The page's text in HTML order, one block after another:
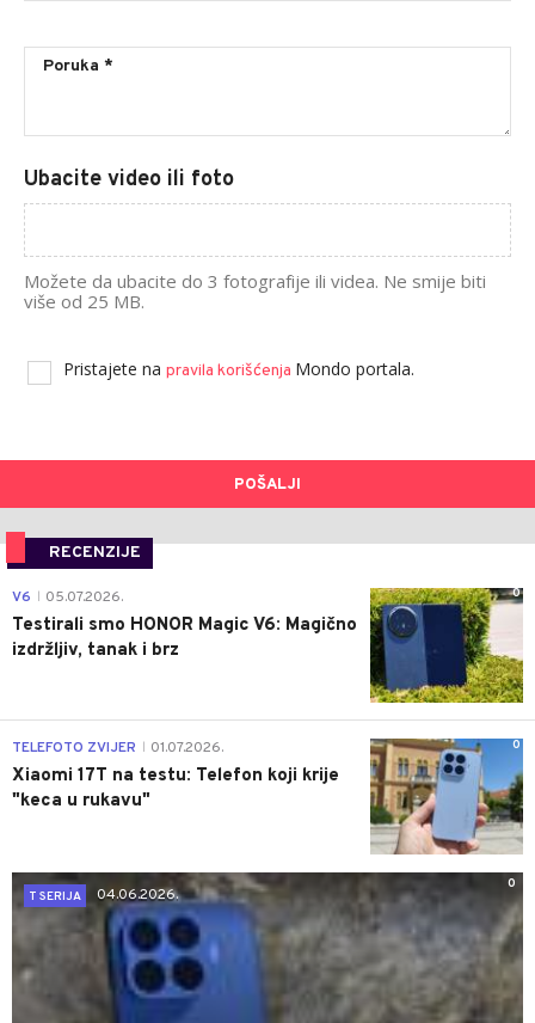
Ubacite video ili foto
Možete da ubacite do 3 fotografije ili videa. Ne smije biti
više od 25 MB.
Pristajete na pravila korišćenja Mondo portala.
POŠALJI
RECENZIJE
0
V6 05.07.2026.
Testirali smo HONOR Magic V6: Magično
izdržljiv, tanak i brz
0
TELEFOTO ZVIJER 01.07.2026.
Xiaomi 17T na testu: Telefon koji krije
"keca u rukavu"
0
T SERIJA
04.06.2026.